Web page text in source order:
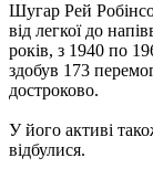
Шугар Рей
від легкої до
років, з 1940 по
здобув 173
достроково.
У його активі
відбулися.